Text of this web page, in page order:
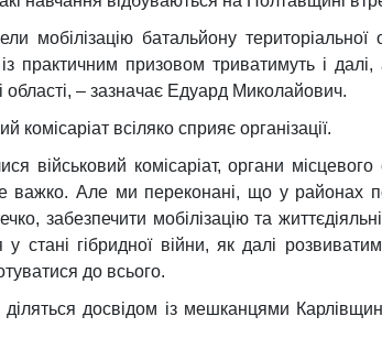
мобілізацію батальйону
із практичним призовом триватимуть і
області, – зазначає Едуард Миколайович.
комісаріат всіляко сприяє організації.
військовий комісаріат, органи
важко. Але ми переконані, що у районах
забезпечити мобілізацію та
стані гібридної війни, як далі
до всього.
діляться досвідом із мешканцями